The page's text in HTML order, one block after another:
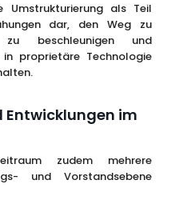
Umstrukturierung als Teil
dar, den Weg zu
zu beschleunigen und
proprietäre Technologie
Entwicklungen im
zudem mehrere
und Vorstandsebene